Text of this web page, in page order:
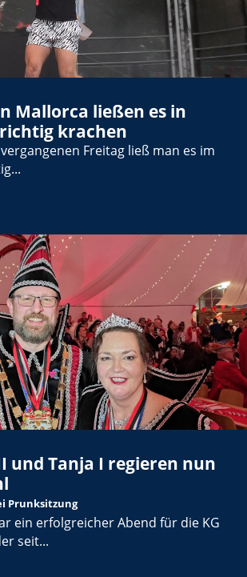
Mallorca ließen es in
krachen
Freitag ließ man es im
und Tanja I regieren nun
Prunksitzung
ein erfolgreicher Abend für die KG
seit...